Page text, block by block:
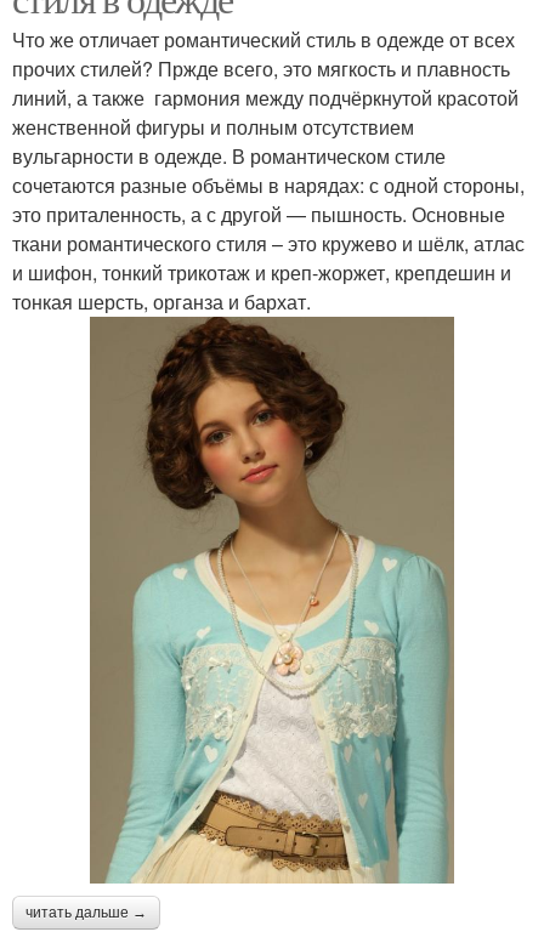
Что же отличает романтический стиль в одежде от всех
прочих стилей? Пржде всего, это мягкость и плавность
линий, а также гармония между подчёркнутой красотой
женственной фигуры и полным отсутствием
вульгарности в одежде. В романтическом стиле
сочетаются разные объёмы в нарядах: с одной стороны,
это приталенность, а с другой — пышность. Основные
ткани романтического стиля – это кружево и шёлк, атлас
и шифон, тонкий трикотаж и креп-жоржет, крепдешин и
тонкая шерсть, органза и бархат.
читать дальше →